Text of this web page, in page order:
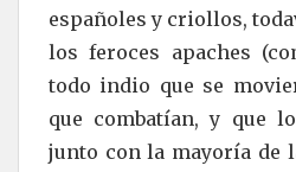
españoles y criollos,
los feroces apaches
todo indio que se
que combatían, y que
junto con la mayoría de